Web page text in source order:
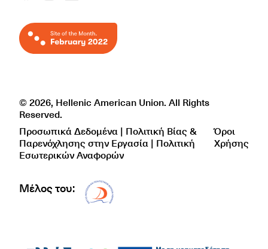
© 2026, Hellenic American Union. All Rights
Reserved.
Προσωπικά Δεδομένα | Πολιτική Βίας &
Παρενόχλησης στην Εργασία | Πολιτική
Εσωτερικών Αναφορών
Όροι
Χρήσης
Μέλος του: